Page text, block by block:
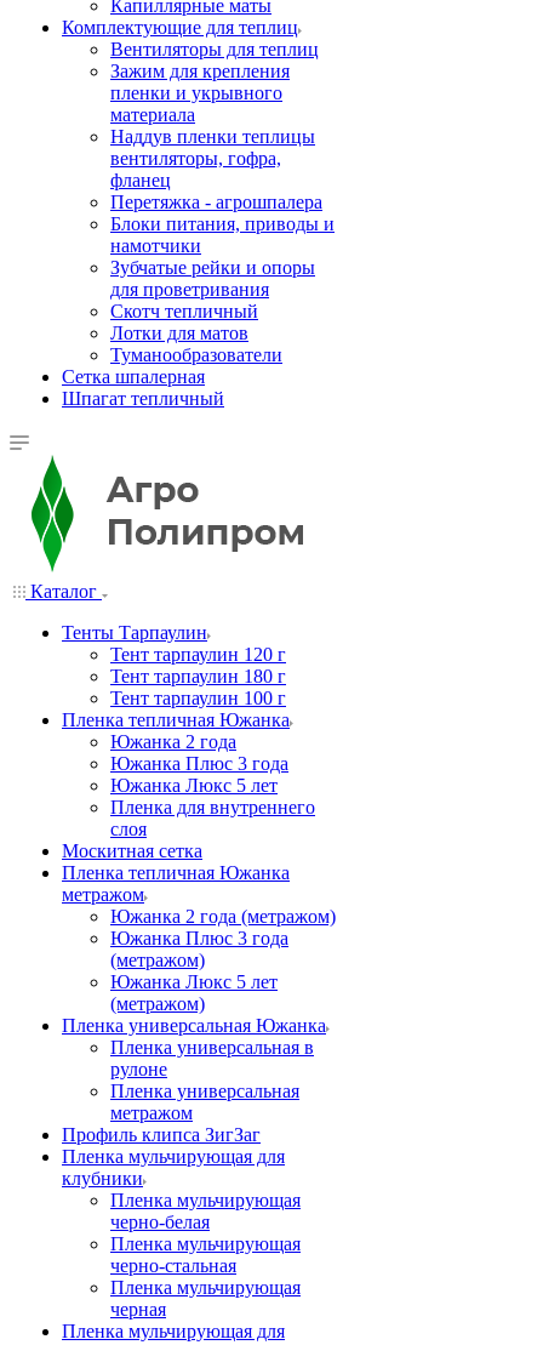
Капиллярные маты
Комплектующие для теплиц
Вентиляторы для теплиц
Зажим для крепления
пленки и укрывного
материала
Наддув пленки теплицы
вентиляторы, гофра,
фланец
Перетяжка - агрошпалера
Блоки питания, приводы и
намотчики
Зубчатые рейки и опоры
для проветривания
Скотч тепличный
Лотки для матов
Туманообразователи
Сетка шпалерная
Шпагат тепличный
Каталог
Тенты Тарпаулин
Тент тарпаулин 120 г
Тент тарпаулин 180 г
Тент тарпаулин 100 г
Пленка тепличная Южанка
Южанка 2 года
Южанка Плюс 3 года
Южанка Люкс 5 лет
Пленка для внутреннего
слоя
Москитная сетка
Пленка тепличная Южанка
метражом
Южанка 2 года (метражом)
Южанка Плюс 3 года
(метражом)
Южанка Люкс 5 лет
(метражом)
Пленка универсальная Южанка
Пленка универсальная в
рулоне
Пленка универсальная
метражом
Профиль клипса ЗигЗаг
Пленка мульчирующая для
клубники
Пленка мульчирующая
черно-белая
Пленка мульчирующая
черно-стальная
Пленка мульчирующая
черная
Пленка мульчирующая для